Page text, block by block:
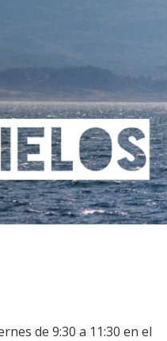
de 9:30 a 11:30 en el